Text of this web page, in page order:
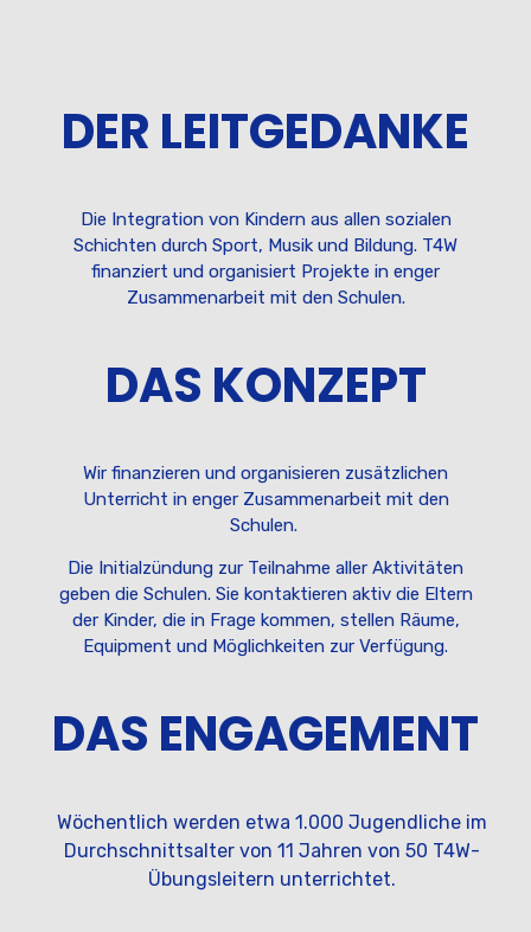
DER LEITGEDANKE
Die Integration von Kindern aus allen sozialen
Schichten durch Sport, Musik und Bildung. T4W
finanziert und organisiert Projekte in enger
Zusammenarbeit mit den Schulen.
DAS KONZEPT
Wir finanzieren und organisieren zusätzlichen
Unterricht in enger Zusammenarbeit mit den
Schulen.
Die Initialzündung zur Teilnahme aller Aktivitäten
geben die Schulen. Sie kontaktieren aktiv die Eltern
der Kinder, die in Frage kommen, stellen Räume,
Equipment und Möglichkeiten zur Verfügung.
DAS ENGAGEMENT
Wöchentlich werden etwa 1.000 Jugendliche im
Durchschnittsalter von 11 Jahren von 50 T4W-
Übungsleitern unterrichtet.